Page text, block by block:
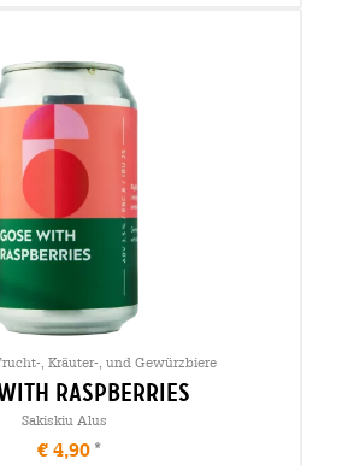
, Kräuter-, und Gewürzbiere
raspberries
Sakiskiu Alus
€ 4,90